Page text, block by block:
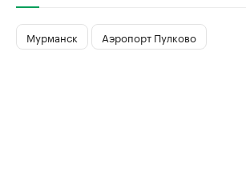
Мурманск Аэропорт Пулково